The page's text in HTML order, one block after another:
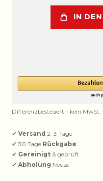
IN
Differenzbesteuert - kein
✔ Versand 2–3 Tage
✔ 30 Tage Rückgabe
✔ Gereinigt & geprüft
✔ Abholung Neuss